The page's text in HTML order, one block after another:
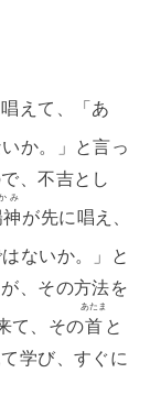
えて、「あ
か。」と言っ
、不吉とし
み
が先に唱え、
ないか。」と
、その方法を
て、その首
あたま
と
学び、すぐに